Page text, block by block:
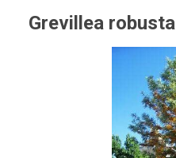
Grevillea robusta